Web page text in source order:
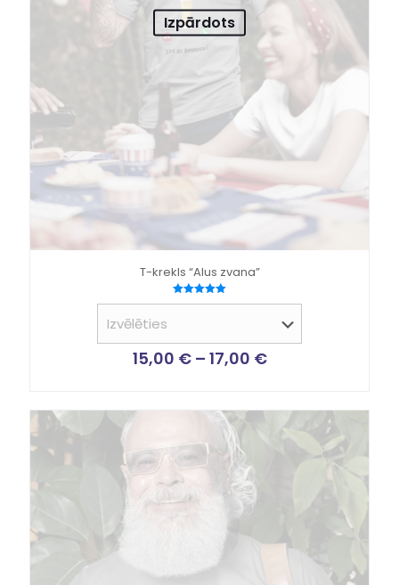
Izpārdots
T-krekls “Alus zvana”
Novērtēts
15,00 € – 17,00 €